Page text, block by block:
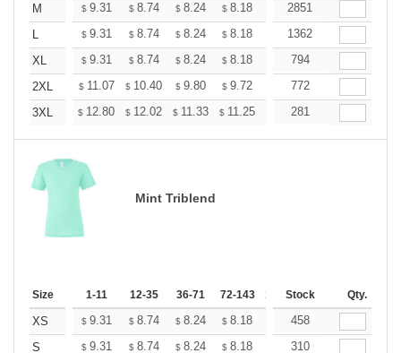
M
$ 9.31 $ 8.74 $ 8.24 $ 8.18 7.80
2851
L
$ 9.31 $ 8.74 $ 8.24 $ 8.18 7.80
1362
XL
$ 9.31 $ 8.74 $ 8.24 $ 8.18 7.80
794
2XL
$ 11.07 $ 10.40 $ 9.80 $ 9.72 9.28
772
3XL
$ 12.80 $ 12.02 $ 11.33 $ 11.25 10.73
281
Mint Triblend
Size 1-11 12-35 36-71 72-143 144-287 288 + More
Stock Qty.
XS $ 9.31 $ 8.74 $ 8.24 $ 8.18 7.80
458
S
$ 9.31 $ 8.74 $ 8.24 $ 8.18 7.80
310